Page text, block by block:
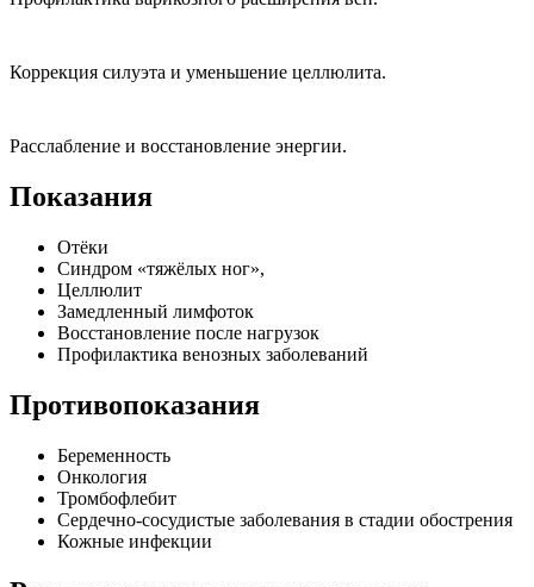
Коррекция силуэта и уменьшение целлюлита.
Расслабление и восстановление энергии.
Показания
Отёки
Синдром «тяжёлых ног»,
Целлюлит
Замедленный лимфоток
Восстановление после нагрузок
Профилактика венозных заболеваний
Противопоказания
Беременность
Онкология
Тромбофлебит
Сердечно-сосудистые заболевания в стадии обострения
Кожные инфекции